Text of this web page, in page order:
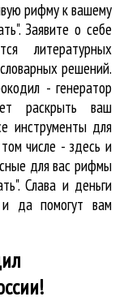
рифму к вашему
Заявите о себе
литературных
решений.
- генератор
раскрыть ваш
инструменты для
числе - здесь и
для вас рифмы
Слава и деньги
да помогут вам